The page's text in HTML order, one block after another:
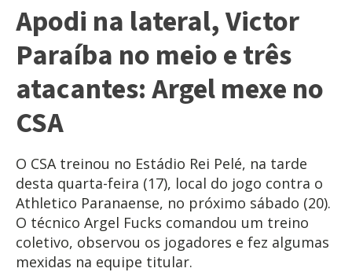
Apodi na lateral, Victor
Paraíba no meio e três
atacantes: Argel mexe no
CSA
O CSA treinou no Estádio Rei Pelé, na tarde
desta quarta-feira (17), local do jogo contra o
Athletico Paranaense, no próximo sábado (20).
O técnico Argel Fucks comandou um treino
coletivo, observou os jogadores e fez algumas
mexidas na equipe titular.